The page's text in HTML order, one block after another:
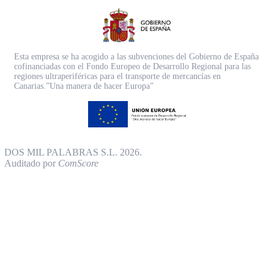
Esta empresa se ha acogido a las subvenciones del Gobierno de España
cofinanciadas con el Fondo Europeo de Desarrollo Regional para las
regiones ultraperiféricas para el transporte de mercancías en
Canarias.”Una manera de hacer Europa”
DOS MIL PALABRAS S.L. 2026.
Auditado por ComScore